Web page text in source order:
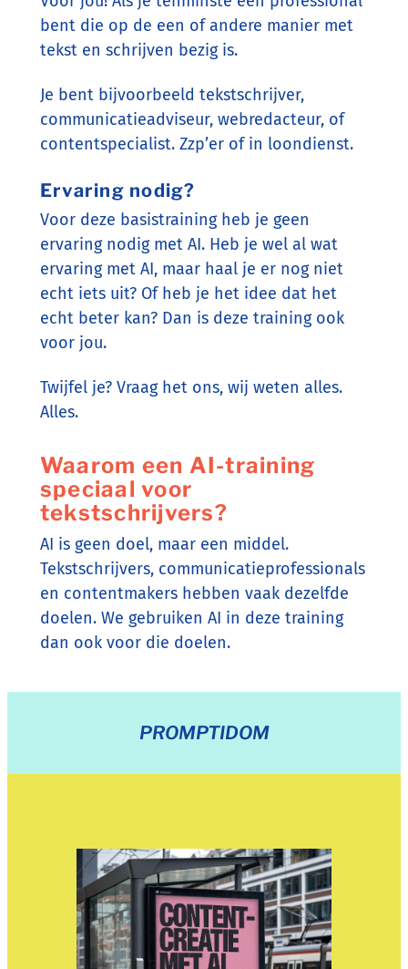
bent die op de een of andere manier met
tekst en schrijven bezig is.
Je bent bijvoorbeeld tekstschrijver,
communicatieadviseur, webredacteur, of
contentspecialist. Zzp’er of in loondienst.
Ervaring nodig?
Voor deze basistraining heb je geen
ervaring nodig met AI. Heb je wel al wat
ervaring met AI, maar haal je er nog niet
echt iets uit? Of heb je het idee dat het
echt beter kan? Dan is deze training ook
voor jou.
Twijfel je? Vraag het ons, wij weten alles.
Alles.
Waarom een AI-training
speciaal voor
tekstschrijvers?
AI is geen doel, maar een middel.
Tekstschrijvers, communicatieprofessionals
en contentmakers hebben vaak dezelfde
doelen. We gebruiken AI in deze training
dan ook voor die doelen.
PROMPTIDOM